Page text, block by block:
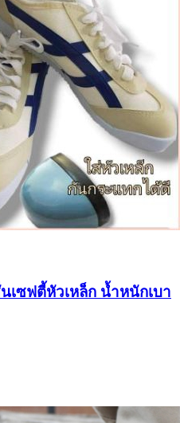
เซฟตี้หัวเหล็ก น้ำหนักเบา